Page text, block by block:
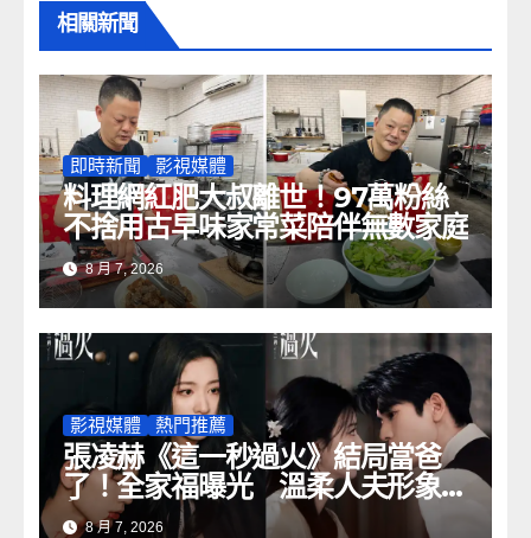
相關新聞
即時新聞 影視媒體
料理網紅肥大叔離世！97萬粉絲
不捨用古早味家常菜陪伴無數家庭
8 月 7, 2026
影視媒體 熱門推薦
張凌赫《這一秒過火》結局當爸
了！全家福曝光 溫柔人夫形象圈
粉8 月 7, 2026